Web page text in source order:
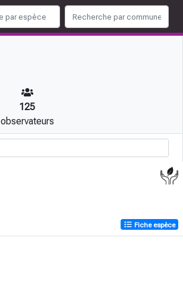
125
observateurs
Fiche espèce